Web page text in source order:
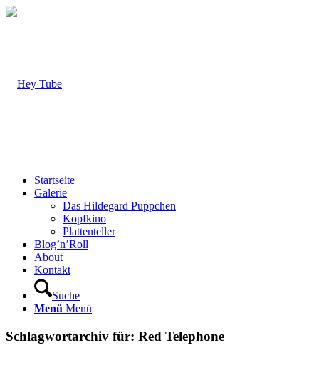
Startseite
Galerie
Das Hildegard Puppchen
Kopfkino
Plattenteller
Blog’n’Roll
About
Kontakt
Suche
Menü Menü
Schlagwortarchiv für: Red Telephone